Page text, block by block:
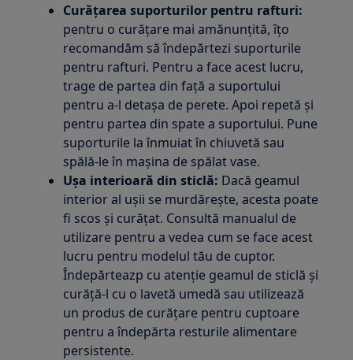
Curățarea suporturilor pentru rafturi:
pentru o curățare mai amănunțită, îțo
recomandăm să îndepărtezi suporturile
pentru rafturi. Pentru a face acest lucru,
trage de partea din față a suportului
pentru a-l detașa de perete. Apoi repetă și
pentru partea din spate a suportului. Pune
suporturile la înmuiat în chiuvetă sau
spălă-le în mașina de spălat vase.
Ușa interioară din sticlă: Dacă geamul
interior al ușii se murdărește, acesta poate
fi scos și curățat. Consultă manualul de
utilizare pentru a vedea cum se face acest
lucru pentru modelul tău de cuptor.
Îndepărteazp cu atenție geamul de sticlă și
curăță-l cu o lavetă umedă sau utilizează
un produs de curățare pentru cuptoare
pentru a îndepărta resturile alimentare
persistente.